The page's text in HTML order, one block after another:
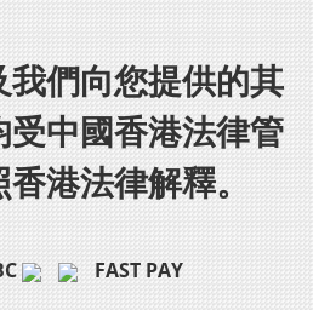
們向您提供的其
中國香港法律管
港法律解釋。
FAST PAY